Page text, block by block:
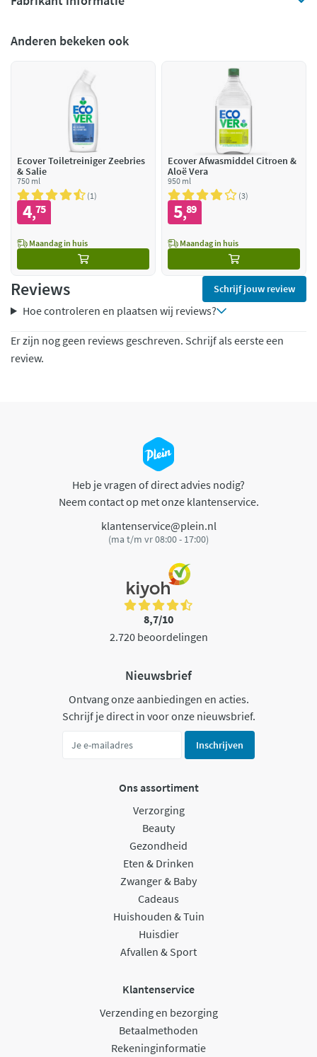
Anderen bekeken ook
Ecover Toiletreiniger Zeebries
& Salie
750 ml
1
4,75
Maandag in huis
Ecover Afwasmiddel Citroen &
Aloë Vera
950 ml
3
5,89
Maandag in huis
Reviews Schrijf jouw review
Hoe controleren en plaatsen wij reviews?
Er zijn nog geen reviews geschreven. Schrijf als eerste een
review.
Heb je vragen of direct advies nodig?
Neem contact op met onze klantenservice.
klantenservice@plein.nl
(ma t/m vr 08:00 - 17:00)
8,7/10
2.720 beoordelingen
Nieuwsbrief
Ontvang onze aanbiedingen en acties.
Schrijf je direct in voor onze nieuwsbrief.
Inschrijven
Ons assortiment
Verzorging
Beauty
Gezondheid
Eten & Drinken
Zwanger & Baby
Cadeaus
Huishouden & Tuin
Huisdier
Afvallen & Sport
Klantenservice
Verzending en bezorging
Betaalmethoden
Rekeninginformatie